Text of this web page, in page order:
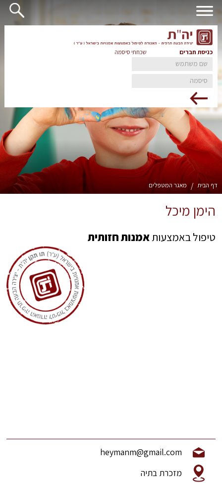
כניסת חברים שכחתי סיסמה
דף הבית / מאגר המטפלים
הימן מיכל
טיפול באמצעותאמנות חזותית
heymanm@gmail.com
מזכרת בתיה